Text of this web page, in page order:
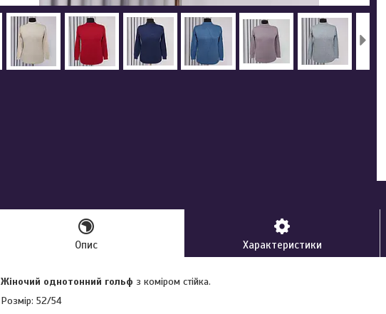
Опис Характеристики
Жіночий однотонний гольф з коміром стійка.
Розмір: 52/54